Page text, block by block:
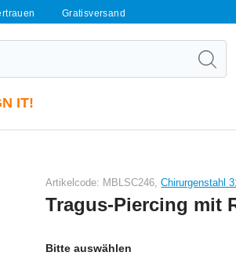
Gratisversand
IT!
Artikelcode: MBLSC246,Chirurgenstahl
Tragus-Piercing mit
Bitte auswählen